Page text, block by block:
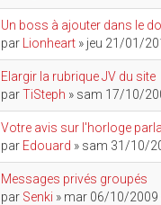
Un boss à ajouter dans le
par
Lionheart » jeu 21/01/
Elargir la rubrique JV du site
parTiSteph » sam 17/10/
Votre avis sur l'horloge
par Edouard » sam 31/10/
Messages privés groupés
par Senki » mar 06/10/2009